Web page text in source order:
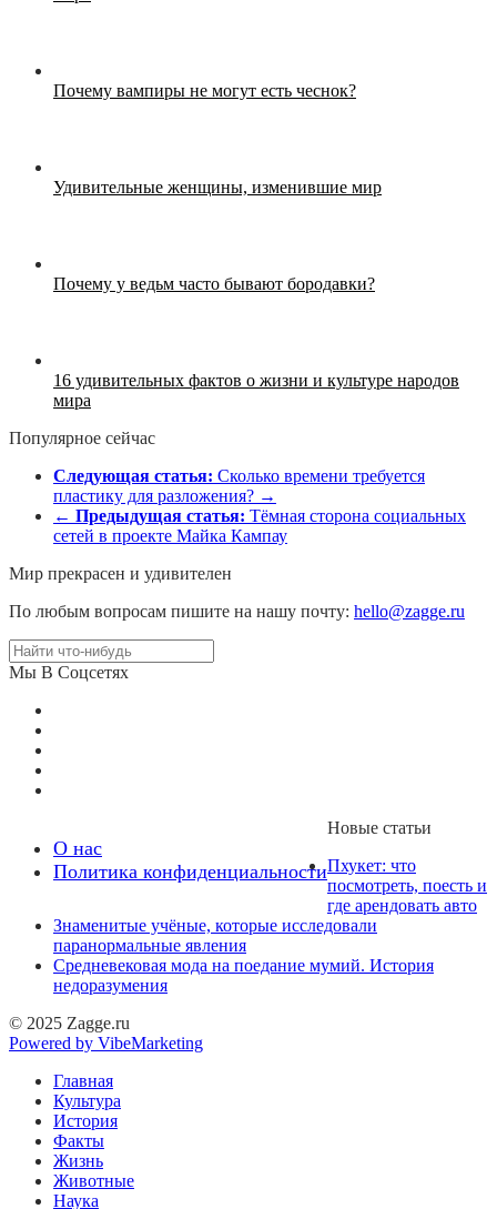
Почему вампиры не могут есть чеснок?
Удивительные женщины, изменившие мир
Почему у ведьм часто бывают бородавки?
16 удивительных фактов о жизни и культуре народов
мира
Популярное сейчас
Следующая статья: Сколько времени требуется
пластику для разложения? →
← Предыдущая статья: Тёмная сторона социальных
сетей в проекте Майка Кампау
Мир прекрасен и удивителен
По любым вопросам пишите на нашу почту: hello@zagge.ru
Мы В Соцсетях
О нас
Политика конфиденциальности
Новые статьи
Пхукет: что
посмотреть, поесть и
где арендовать авто
Знаменитые учёные, которые исследовали
паранормальные явления
Средневековая мода на поедание мумий. История
недоразумения
© 2025 Zagge.ru
Powered by VibeMarketing
Главная
Культура
История
Факты
Жизнь
Животные
Наука